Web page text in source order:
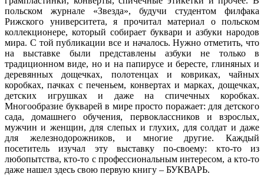
польском журнале «Звезда», будучи студентом филфака
Рижского университета, я прочитал материал о польском
коллекционере, который собирает буквари и азбуки народов
мира. С той публикации все и началось. Нужно отметить, что
на выставке были представлены азбуки не только в
традиционном виде, но и на папирусе и бересте, глиняных и
деревянных дощечках, полотенцах и ковриках, чайных
коробках, пачках с печеньем, конвертах и марках, дощечках,
детских игрушках и даже на спичечных коробках.
Многообразие букварей в мире просто поражает: для детского
сада, домашнего обучения, первоклассников и взрослых,
мужчин и женщин, для слепых и глухих, для солдат и даже
для железнодорожников, и многие другие. Каждый
посетитель изучал эту выставку по-своему: кто-то из
любопытства, кто-то с профессиональным интересом, а кто-то
даже нашел здесь свою первую книгу – БУКВАРЬ.